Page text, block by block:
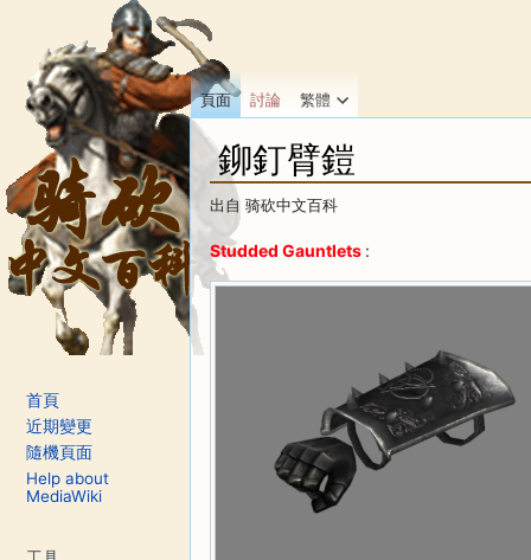
鉚釘臂鎧
出自 骑砍中文百科
前往：
Studded Gauntlets :
頁面 討論 繁體
首頁
近期變更
隨機頁面
Help about
MediaWiki